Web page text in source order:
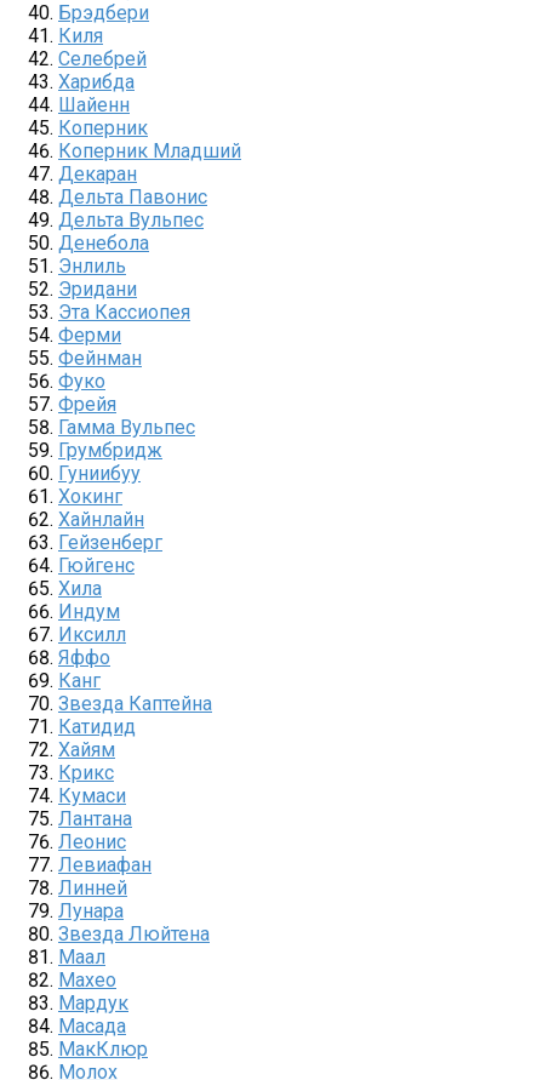
Брэдбери
Киля
Селебрей
Харибда
Шайенн
Коперник
Коперник Младший
Декаран
Дельта Павонис
Дельта Вульпес
Денебола
Энлиль
Эридани
Эта Кассиопея
Ферми
Фейнман
Фуко
Фрейя
Гамма Вульпес
Грумбридж
Гуниибуу
Хокинг
Хайнлайн
Гейзенберг
Гюйгенс
Хила
Индум
Иксилл
Яффо
Канг
Звезда Каптейна
Катидид
Хайям
Крикс
Кумаси
Лантана
Леонис
Левиафан
Линней
Лунара
Звезда Люйтена
Маал
Махео
Мардук
Масада
МакКлюр
Молох